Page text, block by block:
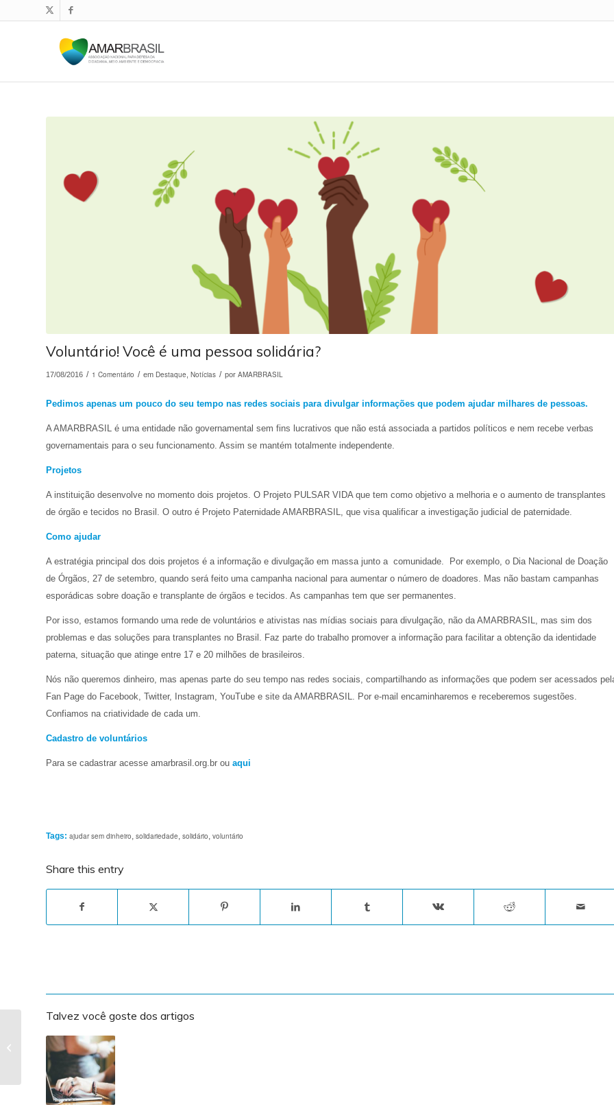
Voluntário! Você é uma pessoa solidária?
17/08/2016 / 1 Comentário / em Destaque Notícias / por AMARBRASIL
Pedimos apenas um pouco do seu tempo nas redes sociais para divulgar informações que podem ajudar milhares de pessoas.
A AMARBRASIL é uma entidade não governamental sem fins lucrativos que não está associada a partidos políticos e nem recebe verbas
governamentais para o seu funcionamento. Assim se mantém totalmente independente.
Projetos
A instituição desenvolve no momento dois projetos. O Projeto PULSAR VIDA que tem como objetivo a melhoria e o aumento de transplantes
de órgão e tecidos no Brasil. O outro é Projeto Paternidade AMARBRASIL, que visa qualificar a investigação judicial de paternidade.
Como ajudar
A estratégia principal dos dois projetos é a informação e divulgação em massa junto a comunidade. Por exemplo, o Dia Nacional de Doação
de Órgãos, 27 de setembro, quando será feito uma campanha nacional para aumentar o número de doadores. Mas não bastam campanhas
esporádicas sobre doação e transplante de órgãos e tecidos. As campanhas tem que ser permanentes.
Por isso, estamos formando uma rede de voluntários e ativistas nas mídias sociais para divulgação, não da AMARBRASIL, mas sim dos
problemas e das soluções para transplantes no Brasil. Faz parte do trabalho promover a informação para facilitar a obtenção da identidade
paterna, situação que atinge entre 17 e 20 milhões de brasileiros.
Nós não queremos dinheiro, mas apenas parte do seu tempo nas redes sociais, compartilhando as informações que podem ser acessados
Fan Page do Facebook, Twitter, Instagram, YouTube e site da AMARBRASIL. Por e-mail encaminharemos e receberemos sugestões.
Confiamos na criatividade de cada um.
Cadastro de voluntários
Para se cadastrar acesse amarbrasil.org.br ou aqui
Tags: ajudar sem dinheiro solidariedade solidário voluntário
Share this entry
Talvez você goste dos artigos
PULSARVIDA
conquistam apoio de
setores da sociedade